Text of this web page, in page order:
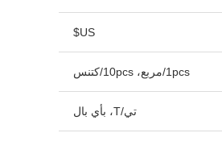
US$
1pcs/مربع، 10pcs/كتنس
تي/T، بأي بال